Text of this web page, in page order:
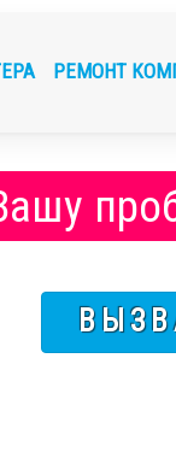
РЕМОНТ